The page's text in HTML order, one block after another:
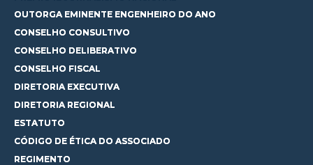
OUTORGA EMINENTE ENGENHEIRO DO ANO
CONSELHO CONSULTIVO
CONSELHO DELIBERATIVO
CONSELHO FISCAL
DIRETORIA EXECUTIVA
DIRETORIA REGIONAL
ESTATUTO
CÓDIGO DE ÉTICA DO ASSOCIADO
REGIMENTO